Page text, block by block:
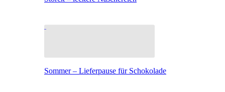
Sommer – Lieferpause für Schokolade